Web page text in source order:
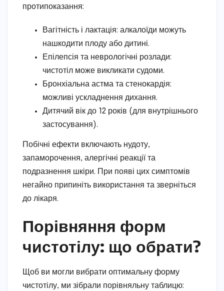
протипоказання:
Вагітність і лактація: алкалоїди можуть
нашкодити плоду або дитині.
Епілепсія та неврологічні розлади:
чистотіл може викликати судоми.
Бронхіальна астма та стенокардія:
можливі ускладнення дихання.
Дитячий вік до 12 років (для внутрішнього
застосування).
Побічні ефекти включають нудоту,
запаморочення, алергічні реакції та
подразнення шкіри. При появі цих симптомів
негайно припиніть використання та зверніться
до лікаря.
Порівняння форм
чистотілу: що обрати?
Щоб ви могли вибрати оптимальну форму
чистотілу, ми зібрали порівняльну таблицю: